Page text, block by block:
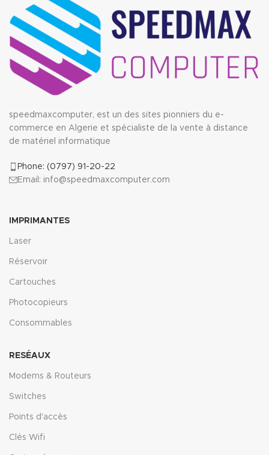
speedmaxcomputer, est un des sites pionniers du e-
commerce en Algerie et spécialiste de la vente à distance
de matériel informatique
Phone: (0797) 91-20-22
Email: info@speedmaxcomputer.com
IMPRIMANTES
Laser
Réservoir
Cartouches
Photocopieurs
Consommables
RESÉAUX
Modems & Routeurs
Switches
Points d'accès
Clés Wifi